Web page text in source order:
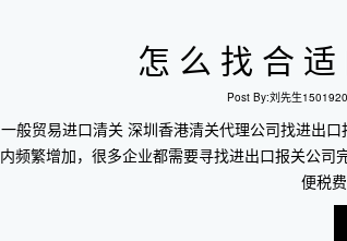
怎么找合
Post By:刘先生
一般贸易进口清关 深圳香港清关代理公司找进出
内频繁增加，很多企业都需要寻找进出口报关公
便税